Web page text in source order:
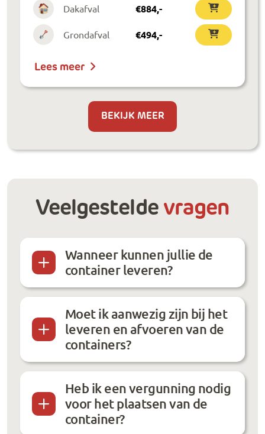
Dakafval €884,-
Grondafval €494,-
Lees meer
BEKIJK MEER
Veelgestelde vragen
Wanneer kunnen jullie de
container leveren?
Moet ik aanwezig zijn bij het
leveren en afvoeren van de
containers?
Heb ik een vergunning nodig
voor het plaatsen van de
container?